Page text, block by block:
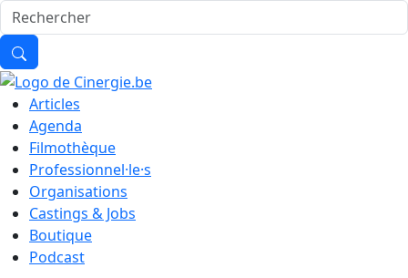
Articles
Agenda
Filmothèque
Professionnel·le·s
Organisations
Castings & Jobs
Boutique
Podcast